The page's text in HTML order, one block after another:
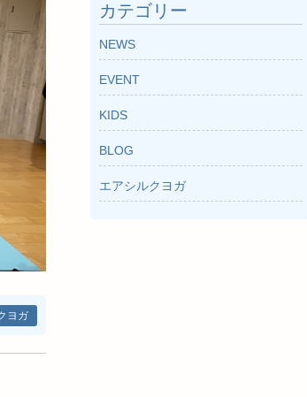
ヨガ
ブ
カテゴリー
NEWS
EVENT
KIDS
BLOG
エアシルクヨガ